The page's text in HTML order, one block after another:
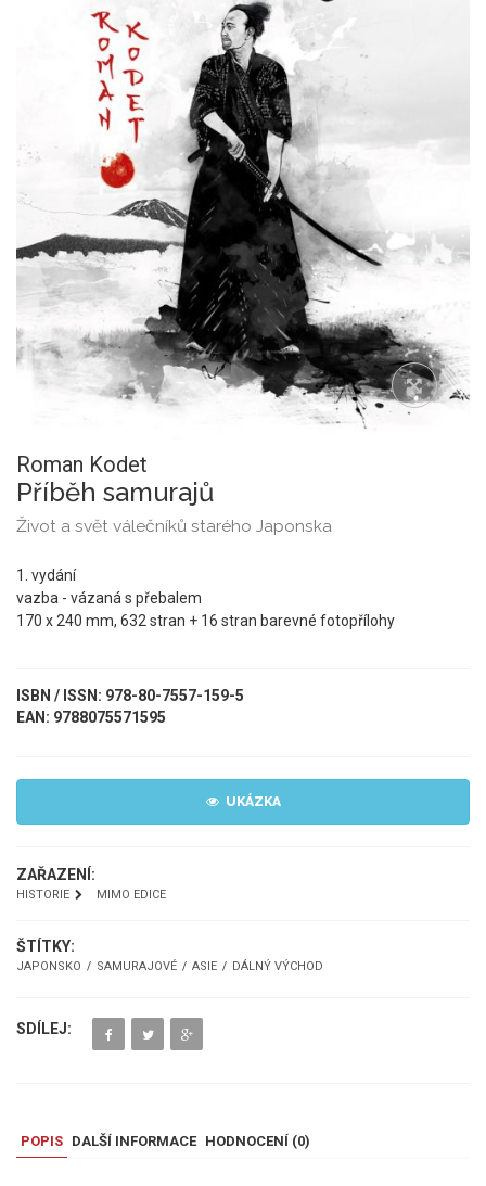
Roman Kodet
Příběh samurajů
Život a svět válečníků starého Japonska
1. vydání
vazba - vázaná s přebalem
170 x 240 mm, 632 stran + 16 stran barevné fotopřílohy
ISBN / ISSN: 978-80-7557-159-5
EAN: 9788075571595
UKÁZKA
ZAŘAZENÍ:
HISTORIE MIMO EDICE
ŠTÍTKY:
JAPONSKO SAMURAJOVÉ ASIE DÁLNÝ VÝCHOD
SDÍLEJ:
POPIS DALŠÍ INFORMACE HODNOCENÍ (0)